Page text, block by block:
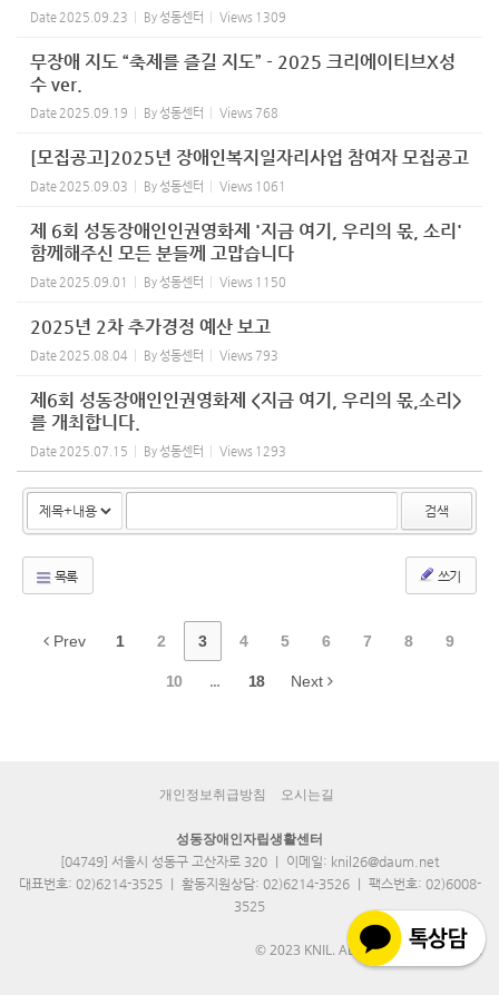
Date 2025.09.23 By성동센터 Views 1309
무장애 지도 “축제를 즐길 지도” - 2025 크리에이티브X성
수 ver.
Date 2025.09.19 By성동센터 Views 768
[모집공고]2025년 장애인복지일자리사업 참여자 모집공고
Date 2025.09.03 By성동센터 Views 1061
제 6회 성동장애인인권영화제 '지금 여기, 우리의 몫, 소리'
함께해주신 모든 분들께 고맙습니다
Date 2025.09.01 By성동센터 Views 1150
2025년 2차 추가경정 예산 보고
Date 2025.08.04 By성동센터 Views 793
제6회 성동장애인인권영화제 <지금 여기, 우리의 몫,소리>
를 개최합니다.
Date 2025.07.15 By성동센터 Views 1293
검색
목록 쓰기
Prev 1 2 3 4 5 6 7 8 9
10 ... 18 Next
개인정보취급방침 오시는길
성동장애인자립생활센터
[04749] 서울시 성동구 고산자로 320 ｜ 이메일: knil26@daum.net
대표번호: 02)6214-3525 ｜ 활동지원상담: 02)6214-3526 ｜ 팩스번호: 02)6008-
3525
© 2023 KNIL. ALL RIGHTS RESERVED.